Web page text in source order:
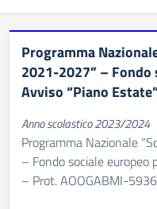
Programma
2021-2027” – Fondo
Avviso “Piano
Anno scolastico 2023/2024
Programma Nazionale
– Fondo sociale europeo
– Prot. AOOGABMI-